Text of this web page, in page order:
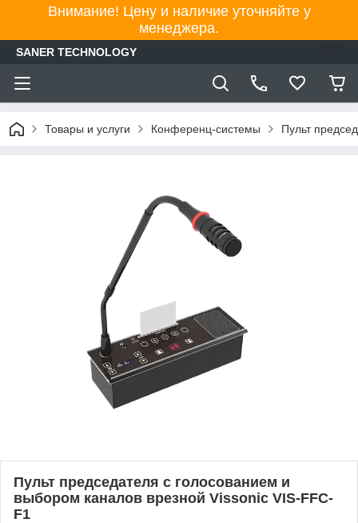
Внимание! Цену и наличие уточняйте у
менеджера.
SANER TECHNOLOGY
Товары и услуги Конференц-системы Пульт
Пульт председателя с голосованием и
выбором каналов врезной Vissonic VIS-FFC-
F1